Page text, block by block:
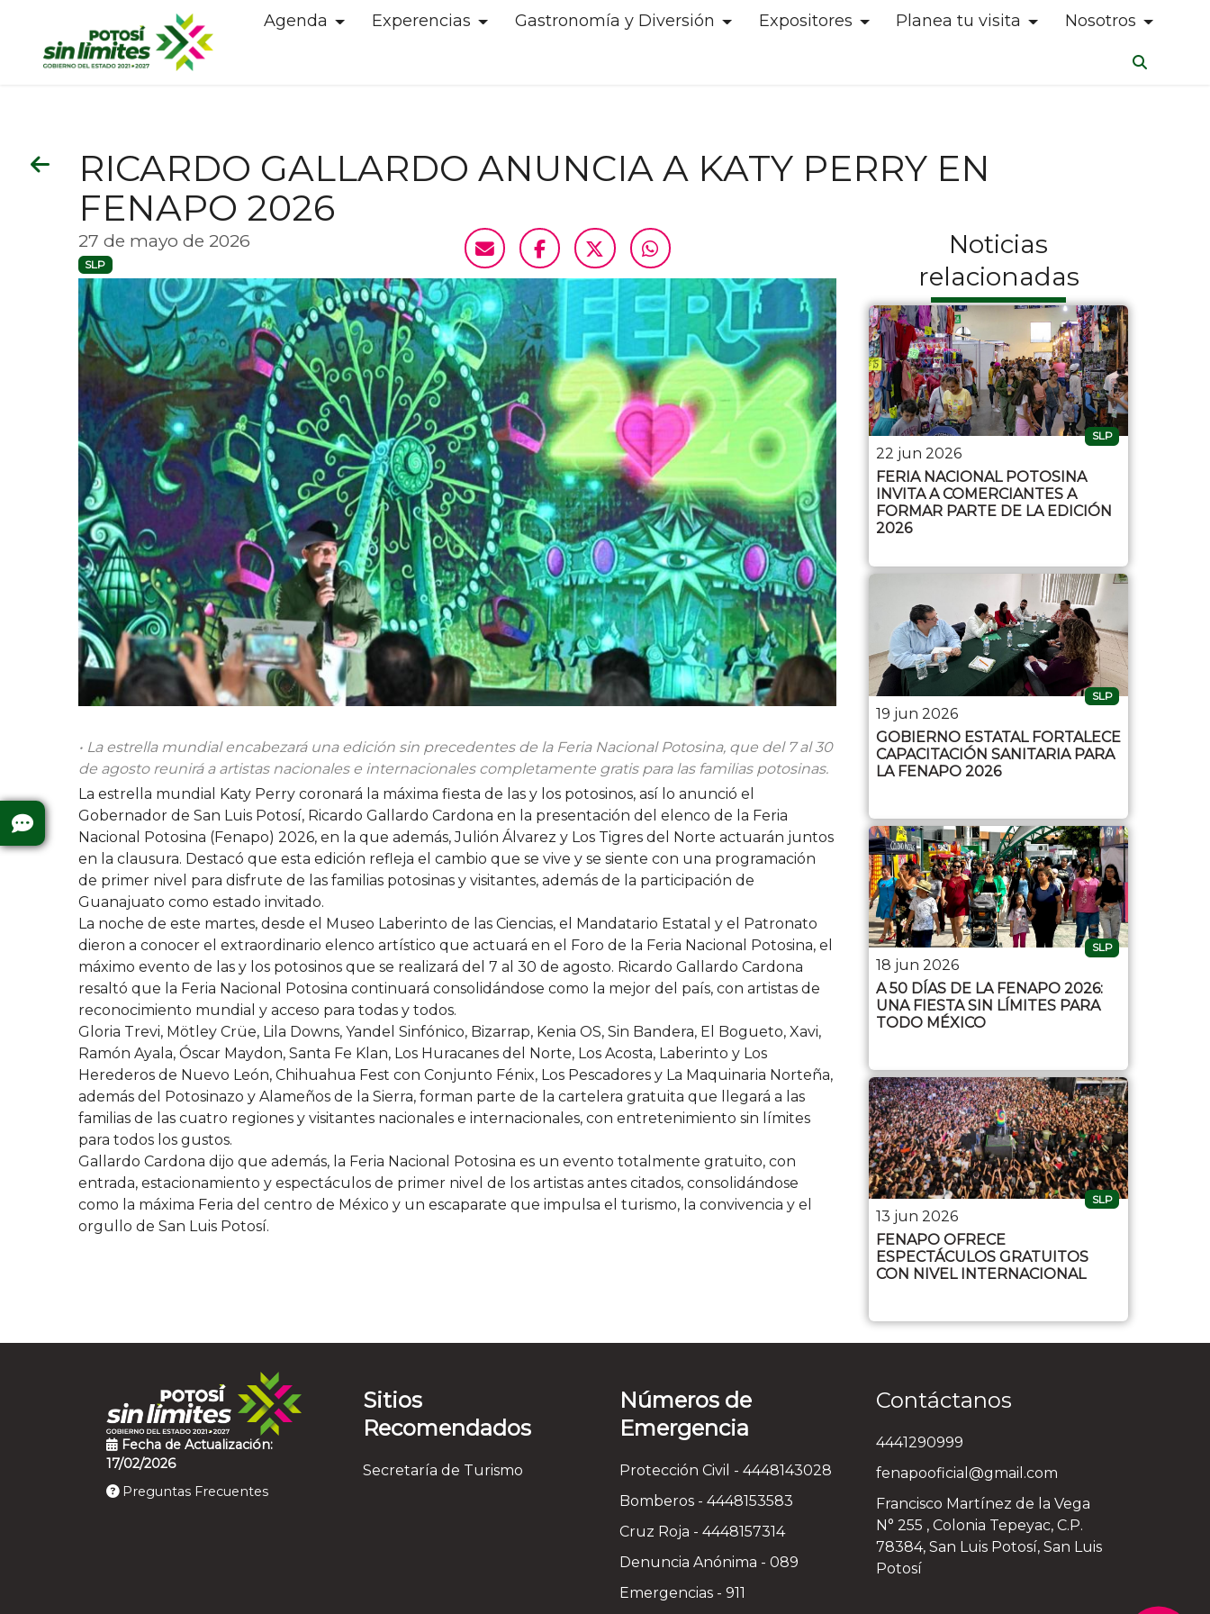
Agenda Experencias Gastronomía y Diversión Expositores Planea tu visita Nosotros
RICARDO GALLARDO ANUNCIA A KATY PERRY EN
FENAPO 2026
27 de mayo de 2026
SLP
• La estrella mundial encabezará una edición sin precedentes de la Feria Nacional Potosina, que del 7 al 30
de agosto reunirá a artistas nacionales e internacionales completamente gratis para las familias potosinas.
La estrella mundial Katy Perry coronará la máxima fiesta de las y los potosinos, así lo anunció el
Gobernador de San Luis Potosí, Ricardo Gallardo Cardona en la presentación del elenco de la Feria
Nacional Potosina (Fenapo) 2026, en la que además, Julión Álvarez y Los Tigres del Norte actuarán juntos
en la clausura. Destacó que esta edición refleja el cambio que se vive y se siente con una programación
de primer nivel para disfrute de las familias potosinas y visitantes, además de la participación de
Guanajuato como estado invitado.
La noche de este martes, desde el Museo Laberinto de las Ciencias, el Mandatario Estatal y el Patronato
dieron a conocer el extraordinario elenco artístico que actuará en el Foro de la Feria Nacional Potosina, el
máximo evento de las y los potosinos que se realizará del 7 al 30 de agosto. Ricardo Gallardo Cardona
resaltó que la Feria Nacional Potosina continuará consolidándose como la mejor del país, con artistas de
reconocimiento mundial y acceso para todas y todos.
Gloria Trevi, Mötley Crüe, Lila Downs, Yandel Sinfónico, Bizarrap, Kenia OS, Sin Bandera, El Bogueto, Xavi,
Ramón Ayala, Óscar Maydon, Santa Fe Klan, Los Huracanes del Norte, Los Acosta, Laberinto y Los
Herederos de Nuevo León, Chihuahua Fest con Conjunto Fénix, Los Pescadores y La Maquinaria Norteña,
además del Potosinazo y Alameños de la Sierra, forman parte de la cartelera gratuita que llegará a las
familias de las cuatro regiones y visitantes nacionales e internacionales, con entretenimiento sin límites
para todos los gustos.
Gallardo Cardona dijo que además, la Feria Nacional Potosina es un evento totalmente gratuito, con
entrada, estacionamiento y espectáculos de primer nivel de los artistas antes citados, consolidándose
como la máxima Feria del centro de México y un escaparate que impulsa el turismo, la convivencia y el
orgullo de San Luis Potosí.
Noticias
relacionadas
SLP
22 jun 2026
FERIA NACIONAL POTOSINA
INVITA A COMERCIANTES A
FORMAR PARTE DE LA EDICIÓN
2026
SLP
19 jun 2026
GOBIERNO ESTATAL FORTALECE
CAPACITACIÓN SANITARIA PARA
LA FENAPO 2026
SLP
18 jun 2026
A 50 DÍAS DE LA FENAPO 2026:
UNA FIESTA SIN LÍMITES PARA
TODO MÉXICO
SLP
13 jun 2026
FENAPO OFRECE
ESPECTÁCULOS GRATUITOS
CON NIVEL INTERNACIONAL
Fecha de Actualización:
17/02/2026
Preguntas Frecuentes
Sitios
Recomendados
Secretaría de Turismo
Números de
Emergencia
Protección Civil - 4448143028
Bomberos - 4448153583
Cruz Roja - 4448157314
Denuncia Anónima - 089
Emergencias - 911
Contáctanos
4441290999
fenapooficial@gmail.com
Francisco Martínez de la Vega
N° 255 , Colonia Tepeyac, C.P.
78384, San Luis Potosí, San Luis
Potosí